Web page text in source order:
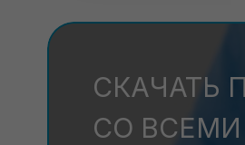
СКАЧАТЬ
СО ВСЕМИ